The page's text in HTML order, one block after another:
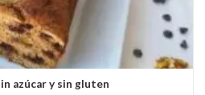
azúcar y sin gluten